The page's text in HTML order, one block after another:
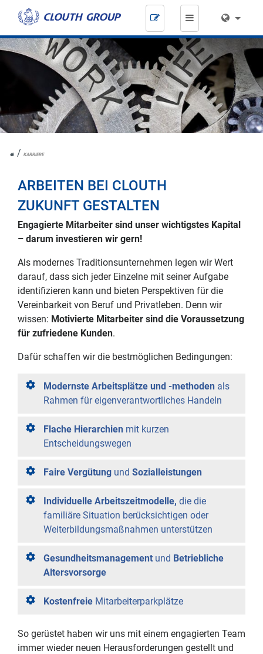
Zum
Inhalt
HOME
KARRIERE
ARBEITEN BEI CLOUTH
ZUKUNFT GESTALTEN
Engagierte Mitarbeiter sind unser wichtigstes Kapital
– darum investieren wir gern!
Als modernes Traditionsunternehmen legen wir Wert
darauf, dass sich jeder Einzelne mit seiner Aufgabe
identifizieren kann und bieten Perspektiven für die
Vereinbarkeit von Beruf und Privatleben. Denn wir
wissen: Motivierte Mitarbeiter sind die Voraussetzung
für zufriedene Kunden.
Dafür schaffen wir die bestmöglichen Bedingungen:
Modernste Arbeitsplätze und -methoden als
Rahmen für eigenverantwortliches Handeln
Flache Hierarchien mit kurzen
Entscheidungswegen
Faire Vergütung und Sozialleistungen
Individuelle Arbeitszeitmodelle, die die
familiäre Situation berücksichtigen oder
Weiterbildungsmaßnahmen unterstützen
Gesundheitsmanagement und Betriebliche
Altersvorsorge
Kostenfreie Mitarbeiterparkplätze
So gerüstet haben wir uns mit einem engagierten Team
immer wieder neuen Herausforderungen gestellt und